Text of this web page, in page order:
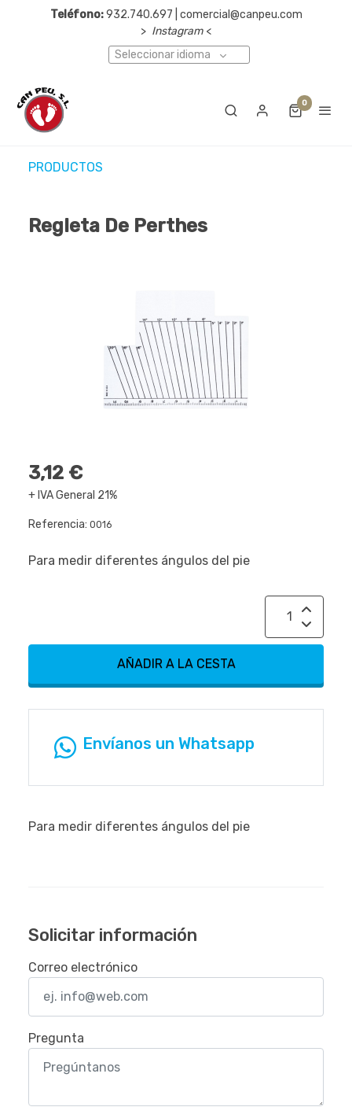
Teléfono:932.740.697 | comercial@canpeu.com
> Instagram <
Seleccionar idioma
0
PRODUCTOS
Regleta De Perthes
3,12 €
+ IVA General 21%
Referencia: 0016
Para medir diferentes ángulos del pie
AÑADIR A LA CESTA
Envíanos un Whatsapp
Para medir diferentes ángulos del pie
Solicitar información
Correo electrónico
Pregunta